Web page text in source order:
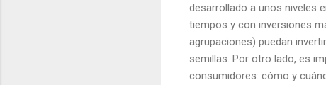
desarrollado a unos niveles
tiempos y con inversiones
agrupaciones) puedan
semillas. Por otro lado, es
consumidores: cómo y